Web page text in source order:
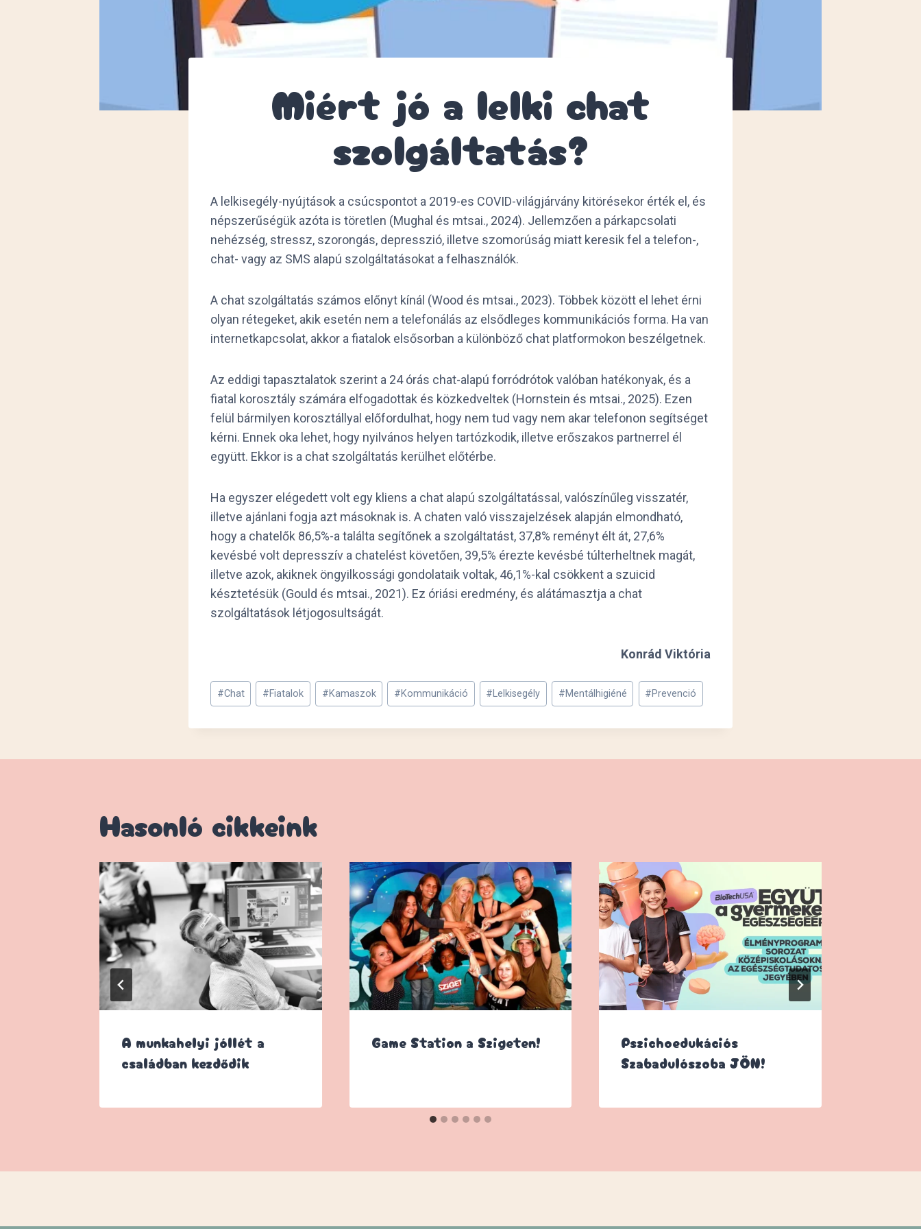
Miért jó a lelki chat
szolgáltatás?
A lelkisegély-nyújtások a csúcspontot a 2019-es COVID-világjárvány kitörésekor érték el, és
népszerűségük azóta is töretlen (Mughal és mtsai., 2024). Jellemzően a párkapcsolati
nehézség, stressz, szorongás, depresszió, illetve szomorúság miatt keresik fel a telefon-,
chat- vagy az SMS alapú szolgáltatásokat a felhasználók.
A chat szolgáltatás számos előnyt kínál (Wood és mtsai., 2023). Többek között el lehet érni
olyan rétegeket, akik esetén nem a telefonálás az elsődleges kommunikációs forma. Ha van
internetkapcsolat, akkor a fiatalok elsősorban a különböző chat platformokon beszélgetnek.
Az eddigi tapasztalatok szerint a 24 órás chat-alapú forródrótok valóban hatékonyak, és a
fiatal korosztály számára elfogadottak és közkedveltek (Hornstein és mtsai., 2025). Ezen
felül bármilyen korosztállyal előfordulhat, hogy nem tud vagy nem akar telefonon segítséget
kérni. Ennek oka lehet, hogy nyilvános helyen tartózkodik, illetve erőszakos partnerrel él
együtt. Ekkor is a chat szolgáltatás kerülhet előtérbe.
Ha egyszer elégedett volt egy kliens a chat alapú szolgáltatással, valószínűleg visszatér,
illetve ajánlani fogja azt másoknak is. A chaten való visszajelzések alapján elmondható,
hogy a chatelők 86,5%-a találta segítőnek a szolgáltatást, 37,8% reményt élt át, 27,6%
kevésbé volt depresszív a chatelést követően, 39,5% érezte kevésbé túlterheltnek magát,
illetve azok, akiknek öngyilkossági gondolataik voltak, 46,1%-kal csökkent a szuicid
késztetésük (Gould és mtsai., 2021). Ez óriási eredmény, és alátámasztja a chat
szolgáltatások létjogosultságát.
Konrád Viktória
Post
Tags:
#Chat #Fiatalok #Kamaszok #Kommunikáció #Lelkisegély #Mentálhigiéné #Prevenció
Hasonló cikkeink
A munkahelyi jóllét a
családban kezdődik
Game Station a Szigeten!
Pszichoedukációs
Szabadulószoba JÖN!